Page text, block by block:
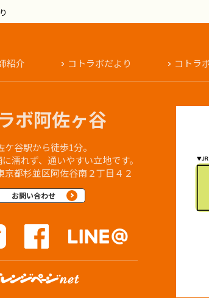
紹介 コトラボだより コトラ
ボ阿佐ヶ谷
ケ谷駅から徒歩1分。
濡れず、通いやすい立地です。
都杉並区阿佐谷南２丁目４２
お問い合わせ